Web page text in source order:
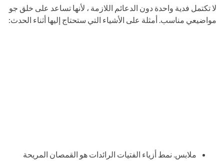
لا تكتمل فدية واحدة دون الدعائم اللازمة ، لأنها تساعد على خلق جو
مواضيعي مناسب. أمثلة على الأشياء التي ستحتاج إليها أثناء الحدث:
ملابس. نمط أزياء الفتيات الرائدات هو القمصان المريحة